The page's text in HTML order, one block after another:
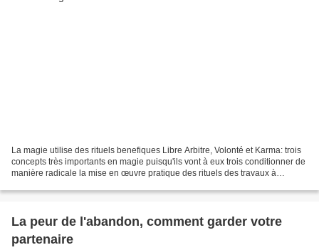
La magie utilise des rituels benefiques Libre Arbitre, Volonté et Karma: trois
concepts très importants en magie puisqu'ils vont à eux trois conditionner de
manière radicale la mise en œuvre pratique des rituels des travaux à
La peur de l'abandon, comment garder votre
partenaire